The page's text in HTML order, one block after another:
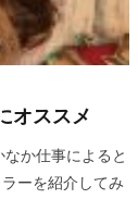
オススメ
か仕事によると
ーを紹介してみ